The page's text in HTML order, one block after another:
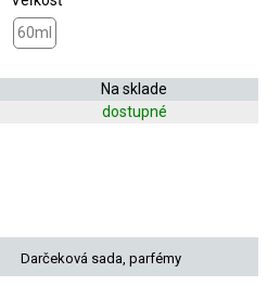
60ml
Na sklade
dostupné
Darčeková sada, parfémy